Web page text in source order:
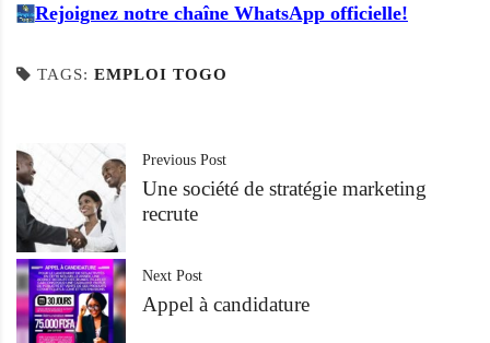
Rejoignez notre chaîne WhatsApp officielle!
TAGS: EMPLOI TOGO
Previous Post
Une société de stratégie marketing
recrute
Next Post
Appel à candidature